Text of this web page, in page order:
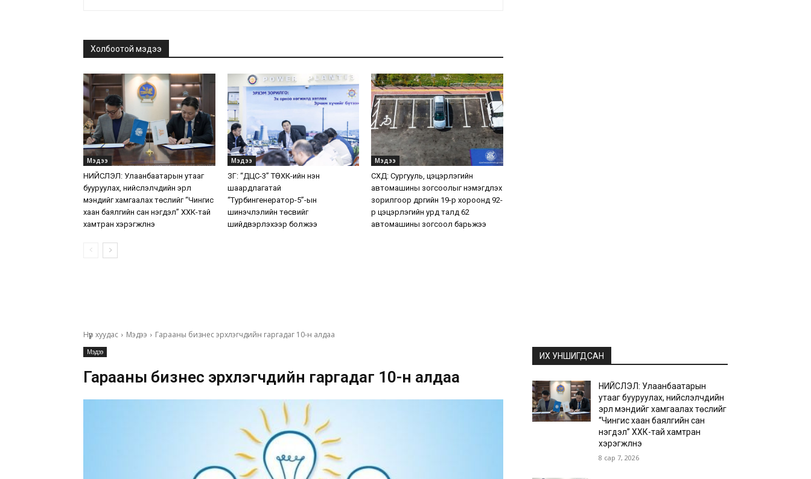
Холбоотой мэдээ
Мэдээ
НИЙСЛЭЛ: Улаанбаатарын утааг
бууруулах, нийслэлчүүдийн эрүүл
мэндийг хамгаалах төслийг “Чингис
хаан баялгийн сан нэгдэл” ХХК-тай
хамтран хэрэгжүүлнэ
Мэдээ
ЗГ: “ДЦС-3” ТӨХК-ийн нэн
шаардлагатай
“Турбингенератор-5”-ын
шинэчлэлийн төсвийг
шийдвэрлэхээр болжээ
Мэдээ
СХД: Сургууль, цэцэрлэгийн
автомашины зогсоолыг нэмэгдүүлэх
зорилгоор дүүргийн 19-р хороонд 92-
р цэцэрлэгийн урд талд 62
автомашины зогсоол барьжээ